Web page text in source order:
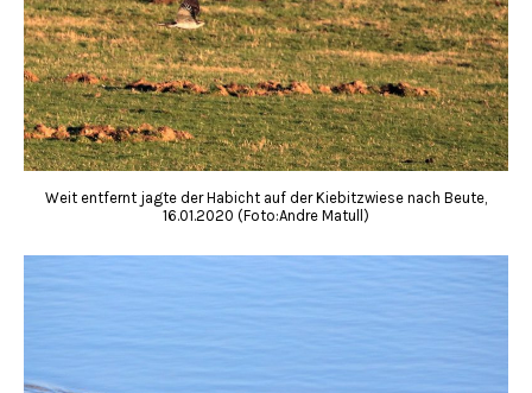
Weit entfernt jagte der Habicht auf der Kiebitzwiese nach Beute,
16.01.2020 (Foto:Andre Matull)